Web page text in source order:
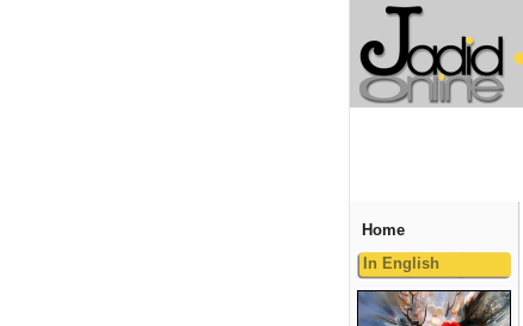
Home
In English